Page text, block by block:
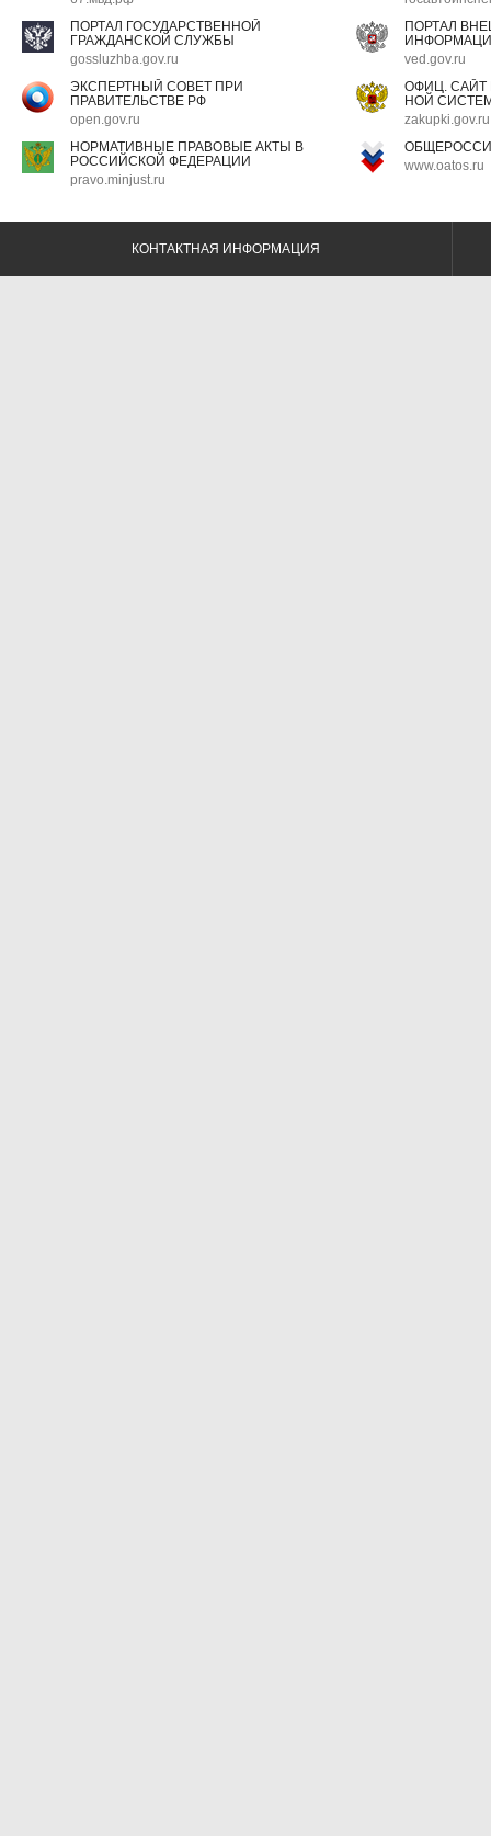
ПОРТАЛ ГОСУДАРСТВЕННОЙ
ГРАЖДАНСКОЙ СЛУЖБЫ
gossluzhba.gov.ru
ПОРТАЛ
ved.gov.ru
ЭКСПЕРТНЫЙ СОВЕТ ПРИ
ПРАВИТЕЛЬСТВЕ РФ
open.gov.ru
ОФИЦ.
НОЙ
zakupki.gov.ru
НОРМАТИВНЫЕ ПРАВОВЫЕ АКТЫ В
РОССИЙСКОЙ ФЕДЕРАЦИИ
pravo.minjust.ru
www.oatos.ru
КОНТАКТНАЯ ИНФОРМАЦИЯ